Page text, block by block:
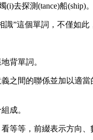
(i)去探測(tance)船(ship)。
”這個單詞，不僅如此
背單詞。
之間的聯係並加以適
成。
等等，前綴表示方向